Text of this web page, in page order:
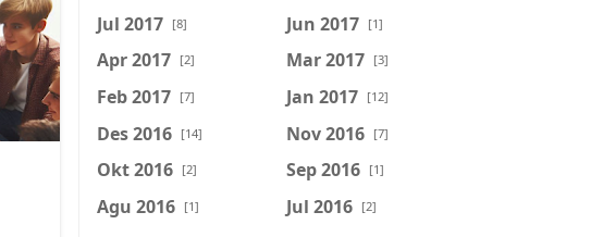
Jul 2017 [8] Jun 2017 [1]
Apr 2017 [2] Mar 2017 [3]
Feb 2017 [7] Jan 2017 [12]
Des 2016 [14] Nov 2016 [7]
Okt 2016 [2] Sep 2016 [1]
Agu 2016 [1] Jul 2016 [2]